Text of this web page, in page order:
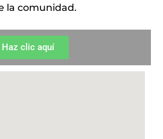
la comunidad.
Haz clic aquí